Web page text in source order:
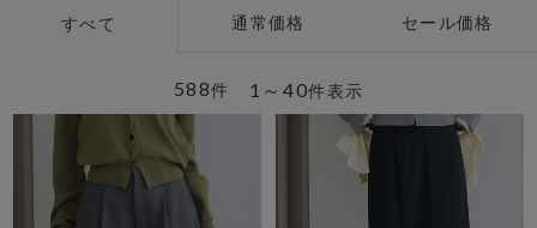
すべて 通常価格 セール価格
1～40件表示
588件